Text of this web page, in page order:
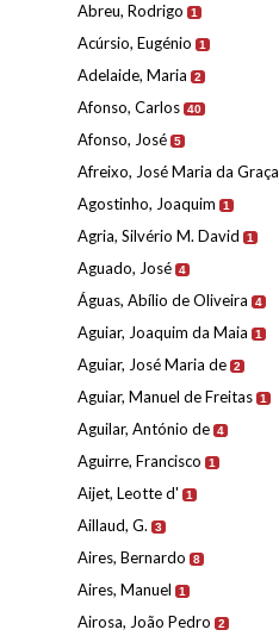
Abreu, Rodrigo 1
Acúrsio, Eugénio 1
Adelaide, Maria 2
Afonso, Carlos 40
Afonso, José 5
Afreixo, José Maria da Graça
Agostinho, Joaquim 1
Agria, Silvério M. David 1
Aguado, José 4
Águas, Abílio de Oliveira 4
Aguiar, Joaquim da Maia 1
Aguiar, José Maria de 2
Aguiar, Manuel de Freitas 1
Aguilar, António de 4
Aguirre, Francisco 1
Aijet, Leotte d' 1
Aillaud, G. 3
Aires, Bernardo 8
Aires, Manuel 1
Airosa, João Pedro 2